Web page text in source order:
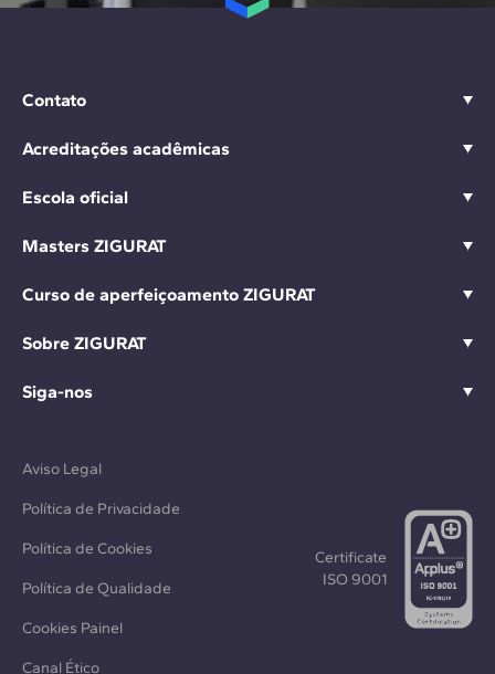
Contato
Acreditações acadêmicas
Escola oficial
Masters ZIGURAT
Curso de aperfeiçoamento ZIGURAT
Sobre ZIGURAT
Siga-nos
Aviso Legal
Política de Privacidade
Política de Cookies
Política de Qualidade
Cookies Painel
Canal Ético
Certificate
ISO 9001